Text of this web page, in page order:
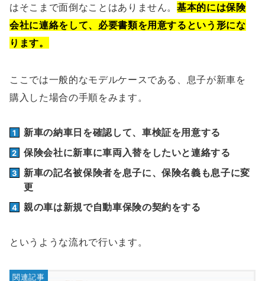
はそこまで面倒なことはありません。基本的には保険
会社に連絡をして、必要書類を用意するという形にな
ります。
ここでは一般的なモデルケースである、息子が新車を
購入した場合の手順をみます。
新車の納車日を確認して、車検証を用意する
保険会社に新車に車両入替をしたいと連絡する
新車の記名被保険者を息子に、保険名義も息子に変
更
親の車は新規で自動車保険の契約をする
というような流れで行います。